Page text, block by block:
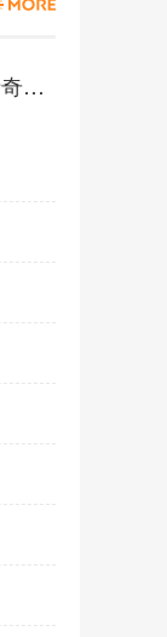
破军之刃0.1折奇幻大陆版